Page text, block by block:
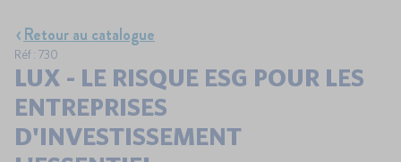
Retour au catalogue
Réf : 730
LUX - LE RISQUE ESG POUR LES
ENTREPRISES
D'INVESTISSEMENT